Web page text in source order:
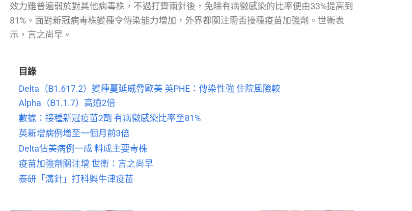
效力雖普遍弱於對其他病毒株，不過打齊兩針後，免除有病徵感染的比率便由33%提高到
81%。面對新冠病毒株變種令傳染能力增加，外界都關注需否接種疫苗加強劑。世衛表
示，言之尚早。
目錄
Delta（B1.617.2）變種蔓延威脅歐美 英PHE：傳染性強 住院風險較
Alpha（B1.1.7）高逾2倍
數據：接種新冠疫苗2劑 有病徵感染比率至81%
英新增病例增至一個月前3倍
Delta佔美病例一成 料成主要毒株
疫苗加強劑關注增 世衛：言之尚早
泰研「溝針」打科興牛津疫苗